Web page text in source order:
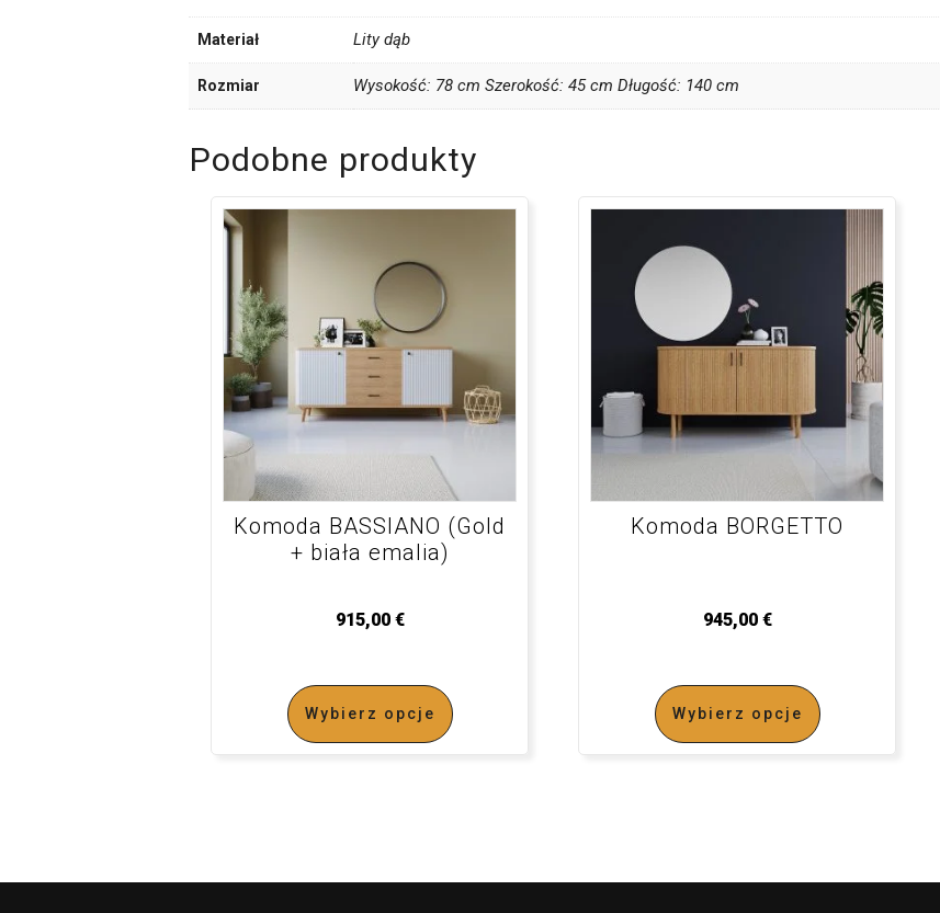
Materiał Lity dąb
Rozmiar Wysokość: 78 cm Szerokość: 45 cm Długość: 140 cm
Podobne produkty
Komoda BASSIANO (Gold
+ biała emalia)
915,00 €
Wybierz opcje
Komoda BORGETTO
945,00 €
Wybierz opcje